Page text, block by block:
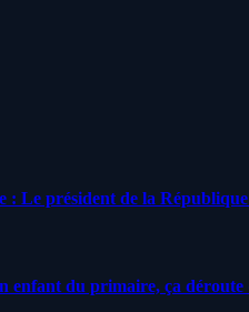
Le président de la République
enfant du primaire, ça déroute